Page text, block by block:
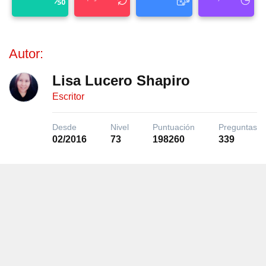
Autor:
Lisa Lucero Shapiro
Escritor
Desde
02/2016
Nivel
73
Puntuación
198260
Preguntas
339